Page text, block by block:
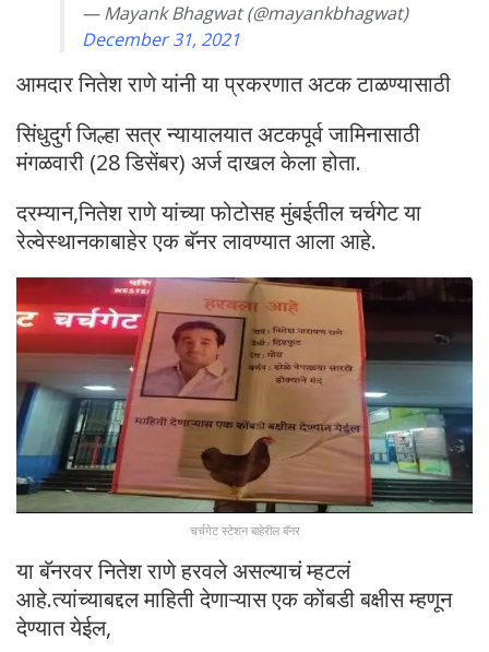
— Mayank Bhagwat (@mayankbhagwat)
December 31, 2021
आमदार नितेश राणे यांनी या प्रकरणात अटक टाळण्यासाठी
सिंधुदुर्ग जिल्हा सत्र न्यायालयात अटकपूर्व जामिनासाठी
मंगळवारी (28 डिसेंबर) अर्ज दाखल केला होता.
दरम्यान,नितेश राणे यांच्या फोटोसह मुंबईतील चर्चगेट या
रेल्वेस्थानकाबाहेर एक बॅनर लावण्यात आला आहे.
चर्चगेट स्टेशन बाहेरील बॅनर
या बॅनरवर नितेश राणे हरवले असल्याचं म्हटलं
आहे.त्यांच्याबद्दल माहिती देणाऱ्यास एक कोंबडी बक्षीस म्हणून
देण्यात येईल,